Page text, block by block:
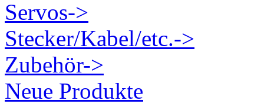
Servos->
Stecker/Kabel/etc.->
Zubehör->
Neue Produkte